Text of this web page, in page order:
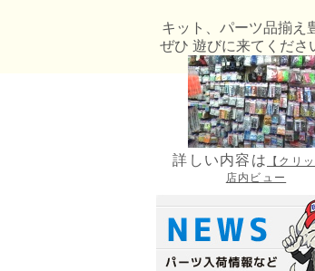
キット、パーツ品揃え
ぜひ 遊びに来てくださ
詳しい内容は
【クリ
店内ビュー